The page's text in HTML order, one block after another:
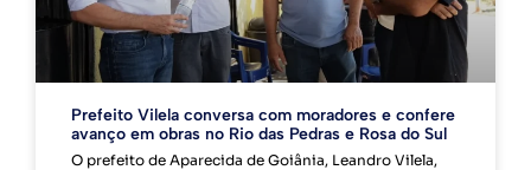
Prefeito Vilela conversa com moradores e confere
avanço em obras no Rio das Pedras e Rosa do Sul
O prefeito de Aparecida de Goiânia, Leandro Vilela,